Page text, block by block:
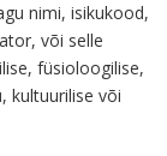
nimi, isikukood,
või selle
füsioloogilise,
kultuurilise või